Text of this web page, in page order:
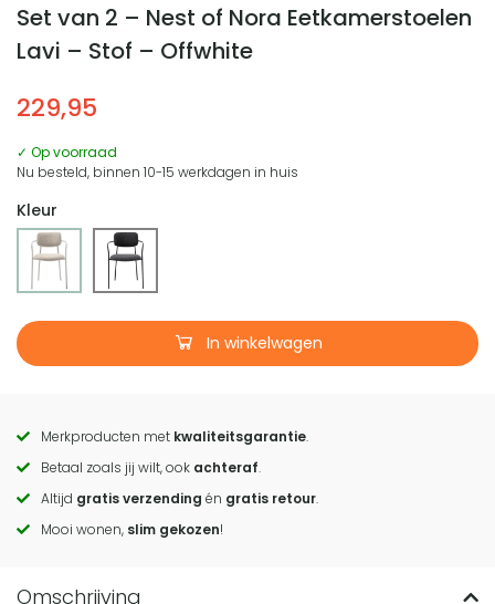
Set van 2 – Nest of Nora Eetkamerstoelen
Lavi – Stof – Offwhite
229,95
✓ Op voorraad
Nu besteld, binnen 10-15 werkdagen in huis
Kleur
In winkelwagen
Call
to
actions
Merkproducten met kwaliteitsgarantie.
Betaal zoals jij wilt, ook achteraf.
Altijd gratis verzending én gratis retour.
Mooi wonen, slim gekozen!